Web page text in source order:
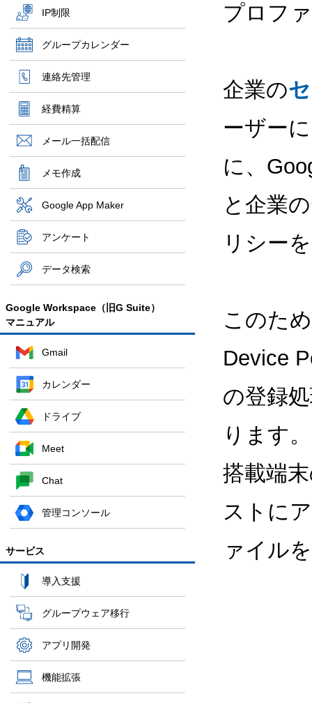
IP制限
グループカレンダー
連絡先管理
経費精算
メール一括配信
メモ作成
Google App Maker
アンケート
データ検索
Google Workspace（旧G Suite）
マニュアル
Gmail
カレンダー
ドライブ
Meet
Chat
管理コンソール
サービス
導入支援
グループウェア移行
アプリ開発
機能拡張
プロフ
企業の
ーザー
に、
と企業
リシー
このた
Device
の登録
ります
搭載端
ストに
ァイル